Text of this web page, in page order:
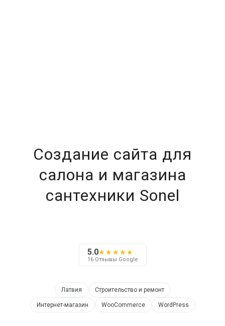
Создание сайта для
салона и магазина
сантехники Sonel
5.0★★★★★
16 Отзывы Google
Латвия Строительство и ремонт
Интернет-магазин WooCommerce WordPress